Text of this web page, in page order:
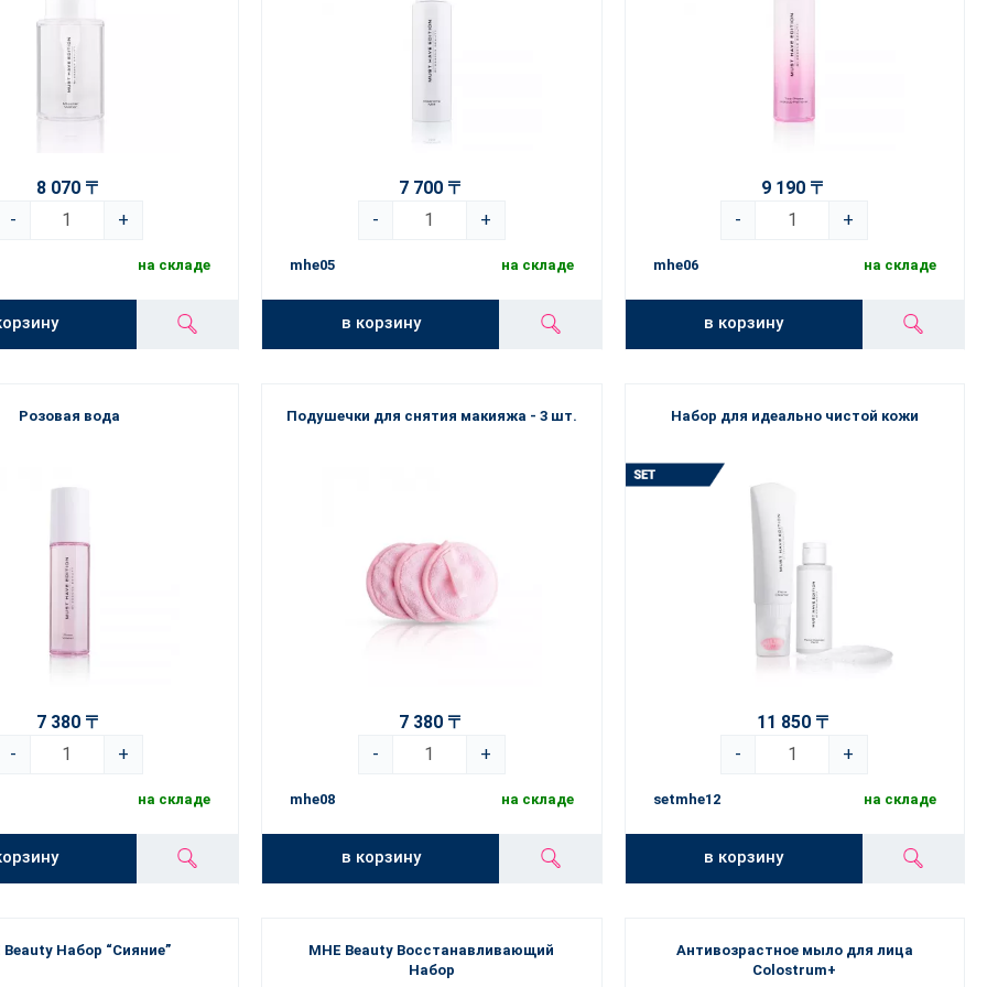
8 070 〒
-
+
на складе
7 700 〒
-
+
mhe05 на складе
в корзину
9 190 〒
-
+
mhe06 на складе
в корзину
Розовая вода
7 380 〒
-
+
на складе
Подушечки для снятия макияжа - 3 шт.
7 380 〒
-
+
mhe08 на складе
в корзину
Набор для идеально чистой кожи
11 850 〒
-
+
setmhe12 на складе
в корзину
Beauty Набор “Сияние”
MHE Beauty Восстанавливающий
Набор
Антивозрастное мыло для лица
Colostrum+